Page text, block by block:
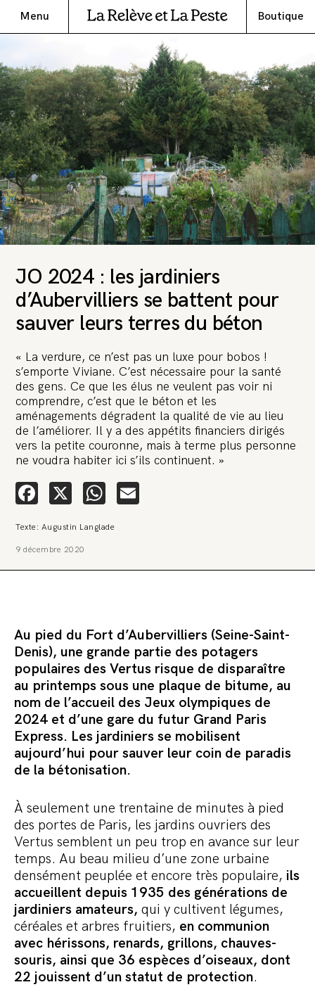
Menu Boutique
JO 2024 : les jardiniers
d’Aubervilliers se battent pour
sauver leurs terres du béton
« La verdure, ce n’est pas un luxe pour bobos !
s’emporte Viviane. C’est nécessaire pour la santé
des gens. Ce que les élus ne veulent pas voir ni
comprendre, c’est que le béton et les
aménagements dégradent la qualité de vie au lieu
de l’améliorer. Il y a des appétits financiers dirigés
vers la petite couronne, mais à terme plus personne
ne voudra habiter ici s’ils continuent. »
Facebook
X WhatsApp
Texte: Augustin Langlade
9 décembre 2020
Au pied du Fort d’Aubervilliers (Seine-Saint-
Denis), une grande partie des potagers
populaires des Vertus risque de disparaître
au printemps sous une plaque de bitume, au
nom de l’accueil des Jeux olympiques de
2024 et d’une gare du futur Grand Paris
Express. Les jardiniers se mobilisent
aujourd’hui pour sauver leur coin de paradis
de la bétonisation.
À seulement une trentaine de minutes à pied
des portes de Paris, les jardins ouvriers des
Vertus semblent un peu trop en avance sur leur
temps. Au beau milieu d’une zone urbaine
densément peuplée et encore très populaire, ils
accueillent depuis 1935 des générations de
jardiniers amateurs, qui y cultivent légumes,
céréales et arbres fruitiers, en communion
avec hérissons, renards, grillons, chauves-
souris, ainsi que 36 espèces d’oiseaux, dont
22 jouissent d’un statut de protection.
🚨 L’heure est grave. Une
multinationale tente d’anéantir La
Relève et La Peste 🤯
🔥 Le groupe Pierre Fabre, qui pèse 3,2 milliards d’euros, nous
attaque en justice. Vous savez comment cela s’appelle ?
l’anonymat d’un habitant inquiet pour sa santé. Et aujourd’hui elle
veut nous faire taire. Cette procédure bâillon vise à nous affaiblir et,
peut-être, à nous faire disparaître. Pour nous sauver, nous lançons
aujourd’hui une grande campagne de soutien avec un premier
Commander le pack